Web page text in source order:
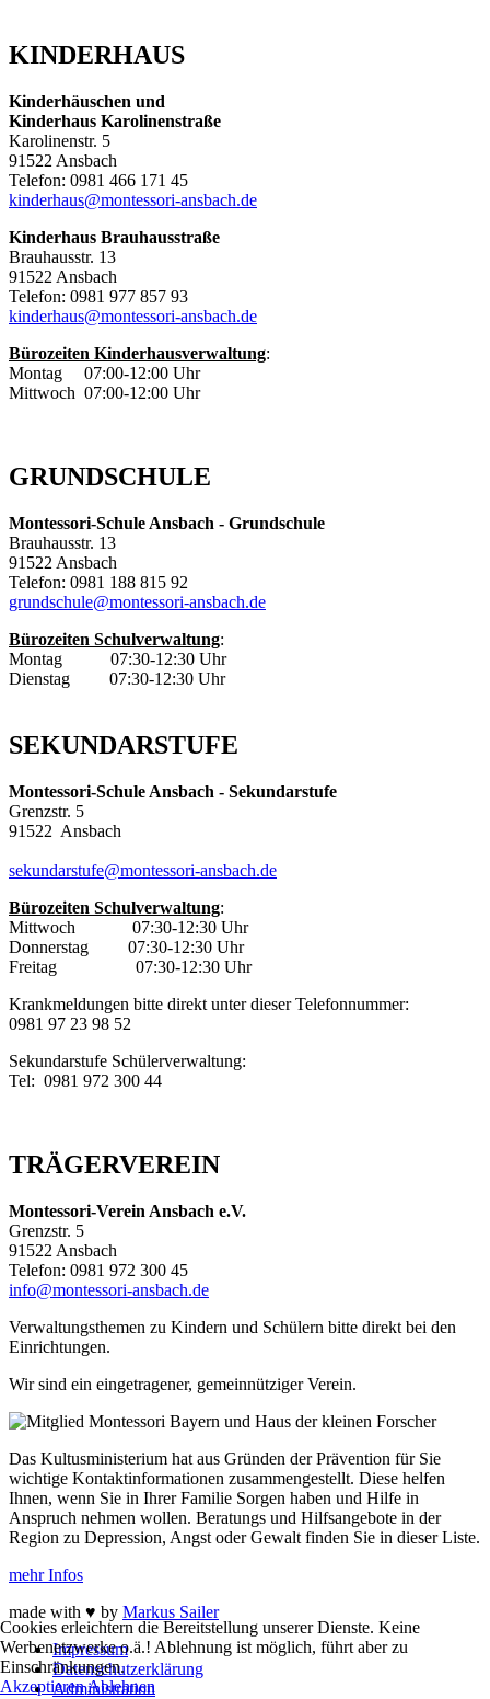
KINDERHAUS
Kinderhäuschen und
Kinderhaus Karolinenstraße
Karolinenstr. 5
91522 Ansbach
Telefon: 0981 466 171 45
kinderhaus@montessori-ansbach.de
Kinderhaus Brauhausstraße
Brauhausstr. 13
91522 Ansbach
Telefon: 0981 977 857 93
kinderhaus@montessori-ansbach.de
Bürozeiten Kinderhausverwaltung:
Montag 07:00-12:00 Uhr
Mittwoch 07:00-12:00 Uhr
GRUNDSCHULE
Montessori-Schule Ansbach - Grundschule
Brauhausstr. 13
91522 Ansbach
Telefon: 0981 188 815 92
grundschule@montessori-ansbach.de
Bürozeiten Schulverwaltung:
Montag 07:30-12:30 Uhr
Dienstag 07:30-12:30 Uhr
SEKUNDARSTUFE
Montessori-Schule Ansbach - Sekundarstufe
Grenzstr. 5
91522 Ansbach
sekundarstufe@montessori-ansbach.de
Bürozeiten Schulverwaltung:
Mittwoch 07:30-12:30 Uhr
Donnerstag 07:30-12:30 Uhr
Freitag 07:30-12:30 Uhr
Krankmeldungen bitte direkt unter dieser Telefonnummer:
0981 97 23 98 52
Sekundarstufe Schülerverwaltung:
Tel: 0981 972 300 44
TRÄGERVEREIN
Montessori-Verein Ansbach e.V.
Grenzstr. 5
91522 Ansbach
Telefon: 0981 972 300 45
info@montessori-ansbach.de
Verwaltungsthemen zu Kindern und Schülern bitte direkt bei den
Einrichtungen.
Wir sind ein eingetragener, gemeinnütziger Verein.
Das Kultusministerium hat aus Gründen der Prävention für Sie
wichtige Kontaktinformationen zusammengestellt. Diese helfen
Ihnen, wenn Sie in Ihrer Familie Sorgen haben und Hilfe in
Anspruch nehmen wollen. Beratungs und Hilfsangebote in der
Region zu Depression, Angst oder Gewalt finden Sie in dieser Liste.
mehr Infos
made with ♥ by Markus Sailer
Impressum
Datenschutzerklärung
Administration
Cookies erleichtern die Bereitstellung unserer Dienste. Keine
Werbenetzwerke o.ä.! Ablehnung ist möglich, führt aber zu
Einschränkungen.
AkzeptierenAblehnen